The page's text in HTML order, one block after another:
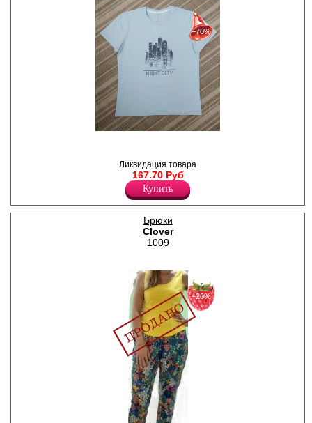
короткими втачными
рукавами, округлым вырезом
горловины, принтом на
полочке.
Лайкра 5%
Хлопок 95%
с 22-07-2026 по 28-07-2026
с 29-07-2026 по 04-08-2026
с 05-08-2026 по 11-08-2026
−70%
Ликвидация товара
167.70 Руб
Купить
Брюки
Clover
1009
−20%